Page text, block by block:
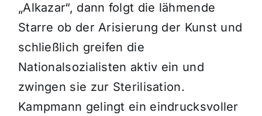
„Alkazar“, dann folgt die lähmende
Starre ob der Arisierung der Kunst und
schließlich greifen die
Nationalsozialisten aktiv ein und
zwingen sie zur Sterilisation.
Kampmann gelingt ein eindrucksvoller